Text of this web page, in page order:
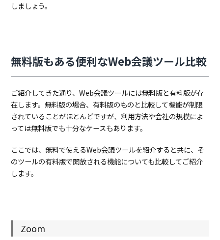
しましょう。
無料版もある便利なWeb会議ツール比較
ご紹介してきた通り、Web会議ツールには無料版と有料版が存
在します。無料版の場合、有料版のものと比較して機能が制限
されていることがほとんどですが、利用方法や会社の規模によ
っては無料版でも十分なケースもあります。
ここでは、無料で使えるWeb会議ツールを紹介すると共に、そ
のツールの有料版で開放される機能についても比較してご紹介
します。
Zoom